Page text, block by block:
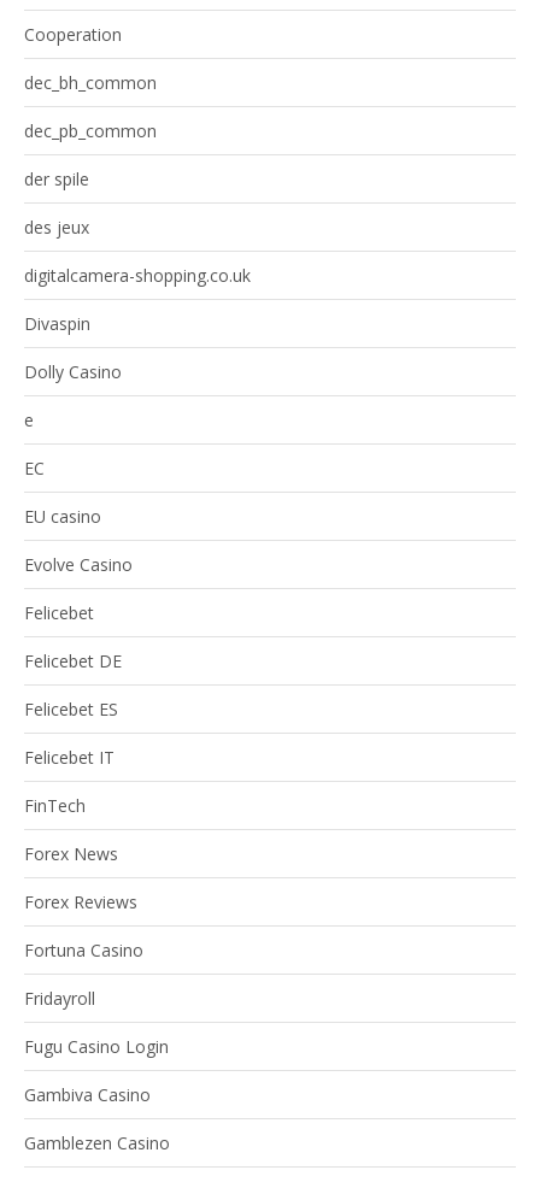
Cooperation
dec_bh_common
dec_pb_common
der spile
des jeux
digitalcamera-shopping.co.uk
Divaspin
Dolly Casino
e
EC
EU casino
Evolve Casino
Felicebet
Felicebet DE
Felicebet ES
Felicebet IT
FinTech
Forex News
Forex Reviews
Fortuna Casino
Fridayroll
Fugu Casino Login
Gambiva Casino
Gamblezen Casino